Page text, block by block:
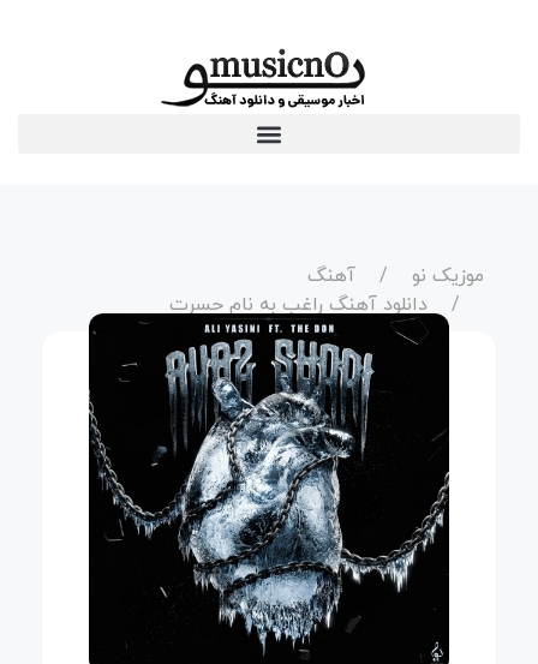
موزیک نو
آهنگ
دانلود آهنگ راغب به نام حسرت